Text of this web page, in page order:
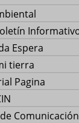
Espera
tierra
Pagina
Comunicación